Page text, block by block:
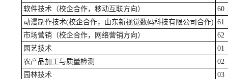
软件技术（校企合作，移动互联方向）
60
动漫制作技术(校企合作，山东新视觉数码科技有限公司合作) 61
市场营销（校企合作，网络营销方向）
62
园艺技术
01
农产品加工与质量检测
02
园林技术
03